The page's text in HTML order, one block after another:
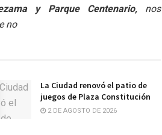
y Parque Centenario,nos
no
La Ciudad renovó el patio de
juegos de Plaza Constitución
2 DE AGOSTO DE 2026